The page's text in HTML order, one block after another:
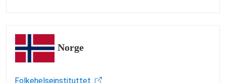
Norge
Folkehelseinstituttet